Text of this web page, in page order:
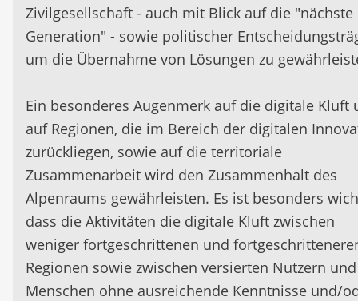
Zivilgesellschaft - auch mit Blick auf die "nächste
Generation" - sowie politischer
um die Übernahme von Lösungen zu
Ein besonderes Augenmerk auf die digitale Kluft
auf Regionen, die im Bereich der digitalen
zurückliegen, sowie auf die territoriale
Zusammenarbeit wird den Zusammenhalt des
Alpenraums gewährleisten. Es ist besonders
dass die Aktivitäten die digitale Kluft zwischen
weniger fortgeschrittenen und
Regionen sowie zwischen versierten Nutzern und
Menschen ohne ausreichende Kenntnisse und/